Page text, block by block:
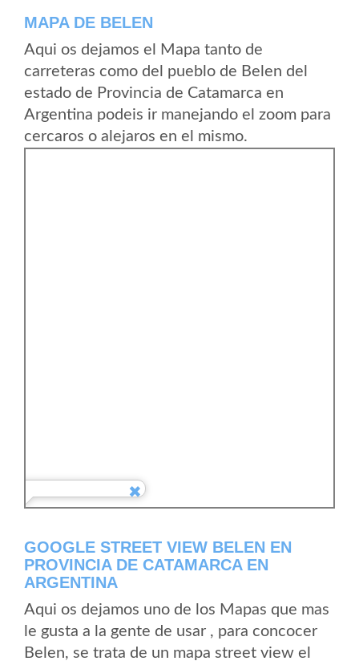
MAPA DE BELEN
Aqui os dejamos el Mapa tanto de
carreteras como del pueblo de Belen del
estado de Provincia de Catamarca en
Argentina podeis ir manejando el zoom para
cercaros o alejaros en el mismo.
GOOGLE STREET VIEW BELEN EN
PROVINCIA DE CATAMARCA EN
ARGENTINA
Aqui os dejamos uno de los Mapas que mas
le gusta a la gente de usar , para concocer
Belen, se trata de un mapa street view el